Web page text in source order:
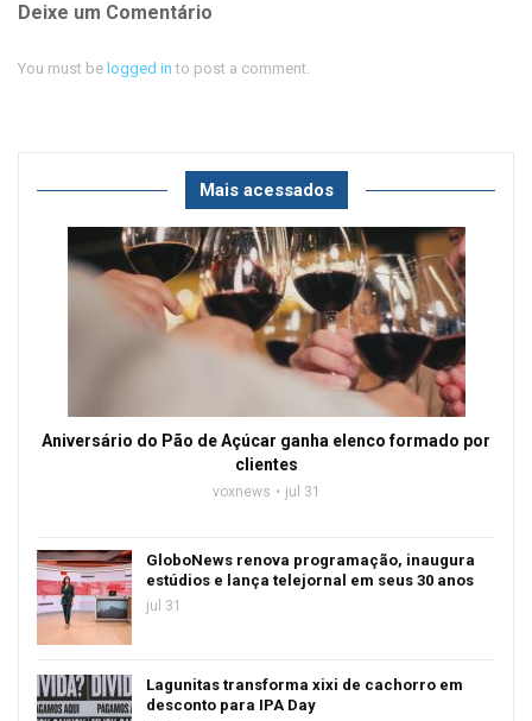
Deixe um Comentário
You must be logged in to post a comment.
Mais acessados
Aniversário do Pão de Açúcar ganha elenco formado por
clientes
voxnews jul 31
GloboNews renova programação, inaugura
estúdios e lança telejornal em seus 30 anos
jul 31
Lagunitas transforma xixi de cachorro em
desconto para IPA Day